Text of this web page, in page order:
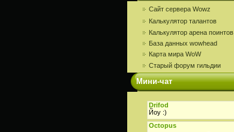
Сайт сервера Wowz
Калькулятор талантов
Калькулятор арена поинтов
База данных wowhead
Карта мира WoW
Старый форум гильдии
Мини-чат